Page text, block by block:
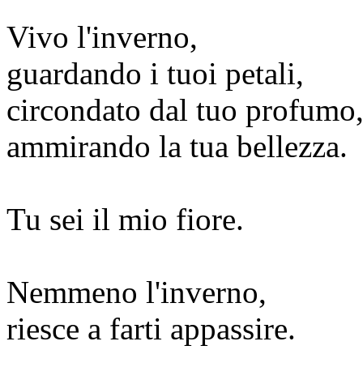
Vivo l'inverno,
guardando i tuoi petali,
circondato dal tuo profumo,
ammirando la tua bellezza.
Tu sei il mio fiore.
Nemmeno l'inverno,
riesce a farti appassire.